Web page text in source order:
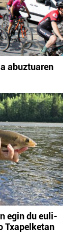
abuztuaren
egin du euli-
Txapelketan